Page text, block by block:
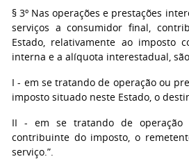
§ 3º Nas operações e prestações
serviços a consumidor final,
Estado, relativamente ao imposto
interna e a alíquota interestadual,
I - em se tratando de operação ou
imposto situado neste Estado, o
II - em se tratando de operação
contribuinte do imposto, o
serviço.”.